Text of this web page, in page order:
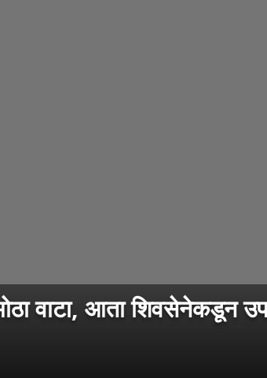
वाटा, आता शिवसेनेकडून